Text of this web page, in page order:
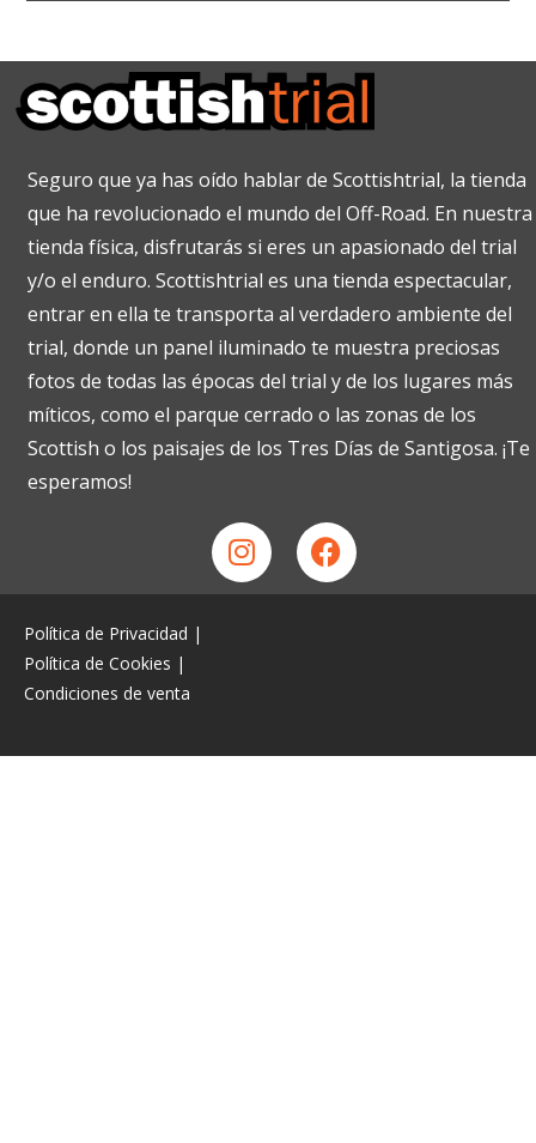
Seguro que ya has oído hablar de Scottishtrial, la tienda
que ha revolucionado el mundo del Off-Road. En nuestra
tienda física, disfrutarás si eres un apasionado del trial
y/o el enduro. Scottishtrial es una tienda espectacular,
entrar en ella te transporta al verdadero ambiente del
trial, donde un panel iluminado te muestra preciosas
fotos de todas las épocas del trial y de los lugares más
míticos, como el parque cerrado o las zonas de los
Scottish o los paisajes de los Tres Días de Santigosa. ¡Te
esperamos!
Política de Privacidad |
Política de Cookies |
Condiciones de venta